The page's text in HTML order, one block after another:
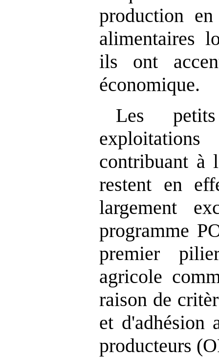
production
alimentaires
ils ont
économique.
Les
contribuant à
restent en
largement
programme
premier
agricole
raison de
et d'adhésion
producteurs